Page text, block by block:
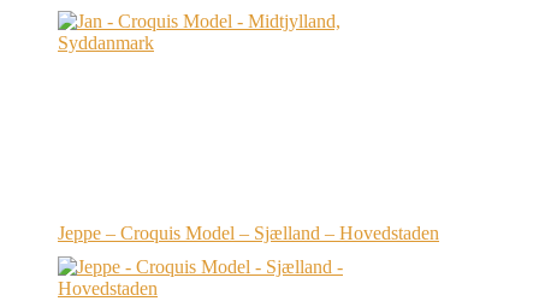
Jeppe – Croquis Model – Sjælland – Hovedstaden